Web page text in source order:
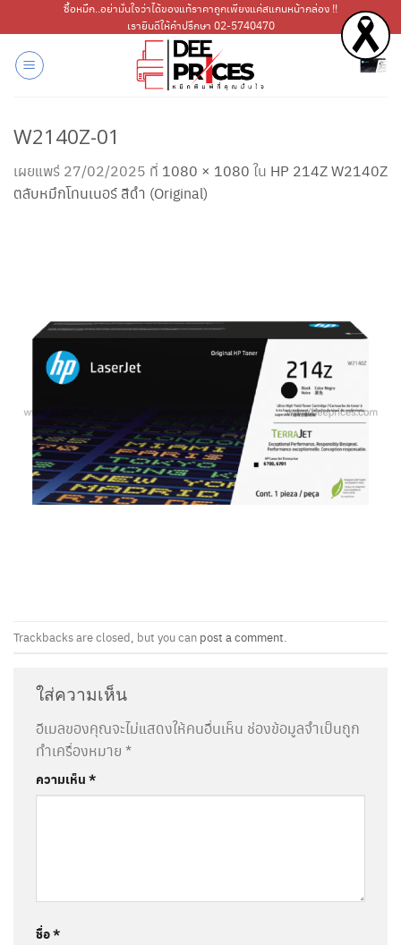
ไป
เนื้อหา
ซื้อหมึก..อย่ามั่นใจว่าได้ของแท้ราคาถูกเพียงแค่สแกนหน้ากล่อง !!
เรายินดีให้คำปรึกษา 02-5740470
W2140Z-01
เผยแพร่ 27/02/2025 ที่ 1080 × 1080 ใน HP 214Z W2140Z
ตลับหมึกโทนเนอร์ สีดำ (Original)
Trackbacks are closed, but you can post a comment
ใส่ความเห็น
อีเมลของคุณจะไม่แสดงให้คนอื่นเห็น ช่องข้อมูลจำเป็นถูก
ทำเครื่องหมาย *
ความเห็น*
ชื่อ*